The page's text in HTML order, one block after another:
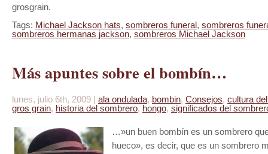
grosgrain.
Tags: Michael Jackson hats, sombreros funeral, sombreros
sombreros hermanas jackson, sombreros Michael Jackson
Más apuntes sobre el bombín…
lunes, julio 6th, 2009 | ala ondulada, bombin, Consejos, cultura
gros grain, historia del sombrero, hongo, significados del
…»un buen bombín es un sombrero
hueco», es decir, que es un sombrero